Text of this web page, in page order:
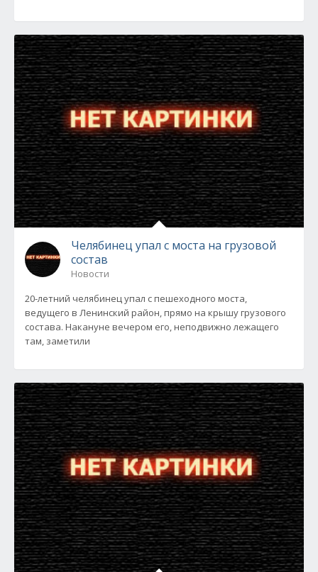
Челябинец упал с моста на грузовой
состав
Новости
20-летний челябинец упал с пешеходного моста,
ведущего в Ленинский район, прямо на крышу грузового
состава. Накануне вечером его, неподвижно лежащего
там, заметили